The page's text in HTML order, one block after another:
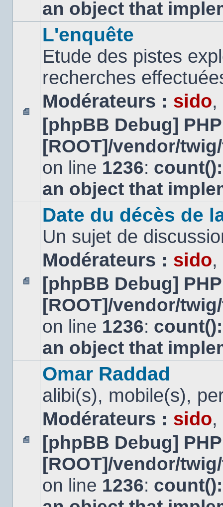
an object that
Aucun
message
non
L'enquête
Etude des pistes
recherches
Modérateurs : sido,
[phpBB Debug]
[ROOT]/vendor/
on line 1236:
an object that
Aucun
message
non
Date du décès de
Un sujet de
Modérateurs : sido,
[phpBB Debug]
[ROOT]/vendor/
on line 1236:
an object that
Aucun
message
non
Omar Raddad
alibi(s), mobile(s),
Modérateurs : sido,
[phpBB Debug]
[ROOT]/vendor/
on line 1236: